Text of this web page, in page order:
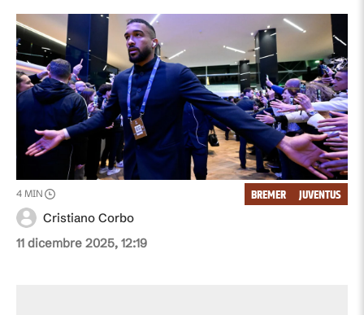
11 dicembre 2025, 12:19
Cristiano Corbo
4 MIN JUVENTUS
BREMER